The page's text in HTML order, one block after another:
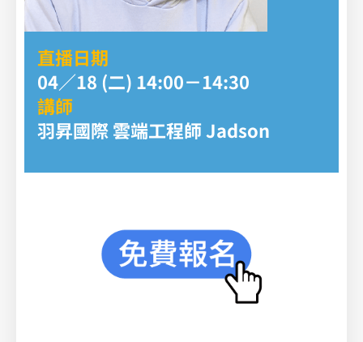
直播日期
04／18 (二) 14:00－14:30
講師
羽昇國際 雲端工程師 Jadson